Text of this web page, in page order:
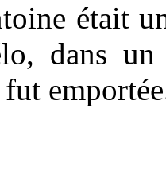
était
dans un